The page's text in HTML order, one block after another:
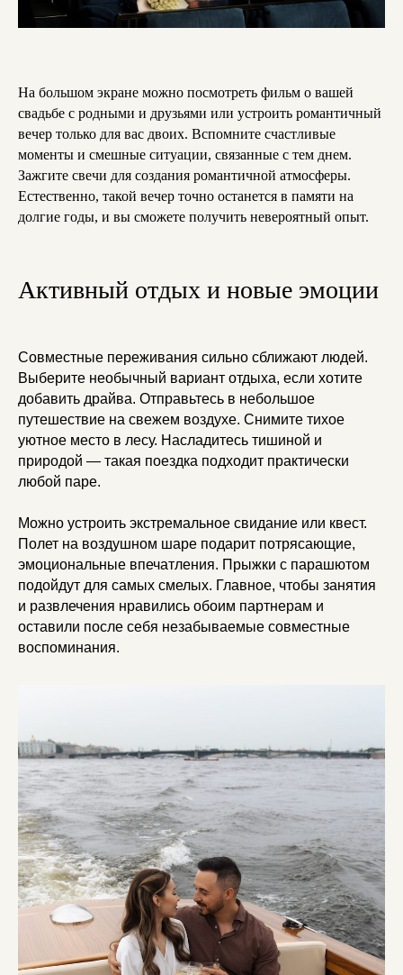
На большом экране можно посмотреть фильм о вашей
свадьбе с родными и друзьями или устроить романтичный
вечер только для вас двоих. Вспомните счастливые
моменты и смешные ситуации, связанные с тем днем.
Зажгите свечи для создания романтичной атмосферы.
Естественно, такой вечер точно останется в памяти на
долгие годы, и вы сможете получить невероятный опыт.
Активный отдых и новые эмоции
Совместные переживания сильно сближают людей.
Выберите необычный вариант отдыха, если хотите
добавить драйва. Отправьтесь в небольшое
путешествие на свежем воздухе. Снимите тихое
уютное место в лесу. Насладитесь тишиной и
природой — такая поездка подходит практически
любой паре.
Можно устроить экстремальное свидание или квест.
Полет на воздушном шаре подарит потрясающие,
эмоциональные впечатления. Прыжки с парашютом
подойдут для самых смелых. Главное, чтобы занятия
и развлечения нравились обоим партнерам и
оставили после себя незабываемые совместные
воспоминания.